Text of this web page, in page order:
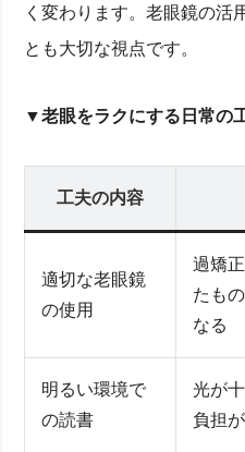
く変わります。老眼鏡の活
とも大切な視点です。
▼老眼をラクにする日常の
工夫の内容
適切な老眼鏡
の使用
過矯
たも
なる
明るい環境で
の読書
光が
負担